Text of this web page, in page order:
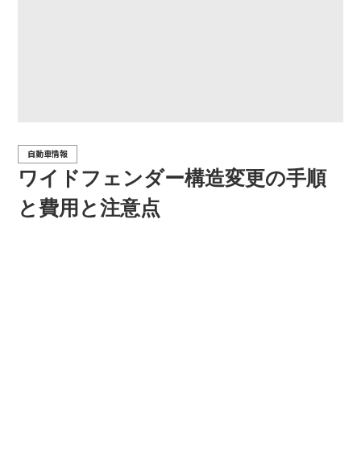
ワイドフェンダー構造変更の手順
と費用と注意点
自動車情報